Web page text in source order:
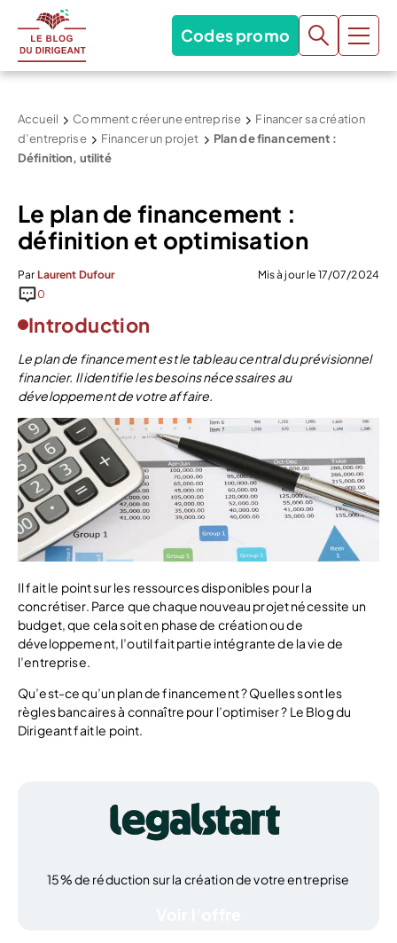
Codes promo
Accueil Comment créer une entreprise
Financer sa création
d’entreprise
Financer un projet
Plan de financement :
Définition, utilité
Le plan de financement :
définition et optimisation
Par Laurent Dufour
Mis à jour le 17/07/2024
0
Introduction
Le plan de financement est le tableau central du prévisionnel
financier. Il identifie les besoins nécessaires au
développement de votre affaire.
Il fait le point sur les ressources disponibles pour la
concrétiser. Parce que chaque nouveau projet nécessite un
budget, que cela soit en phase de création ou de
développement, l’outil fait partie intégrante de la vie de
l’entreprise.
Qu’est-ce qu’un plan de financement ? Quelles sont les
règles bancaires à connaître pour l’optimiser ? Le Blog du
Dirigeant fait le point.
15% de réduction sur la création de votre entreprise